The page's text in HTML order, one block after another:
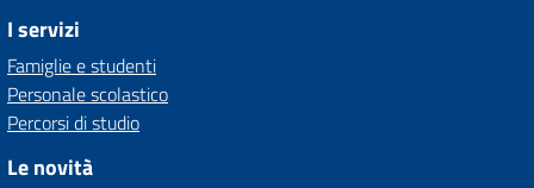
I servizi
Famiglie e studenti
Personale scolastico
Percorsi di studio
Le novità